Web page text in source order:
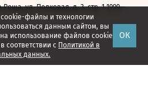
файлы и технологии
данным сайтом, вы
на использование файлов cookie
соответствии с Политикой в
данных.
ОК
ул. Полковая, д. 3, стр. 1 1999—